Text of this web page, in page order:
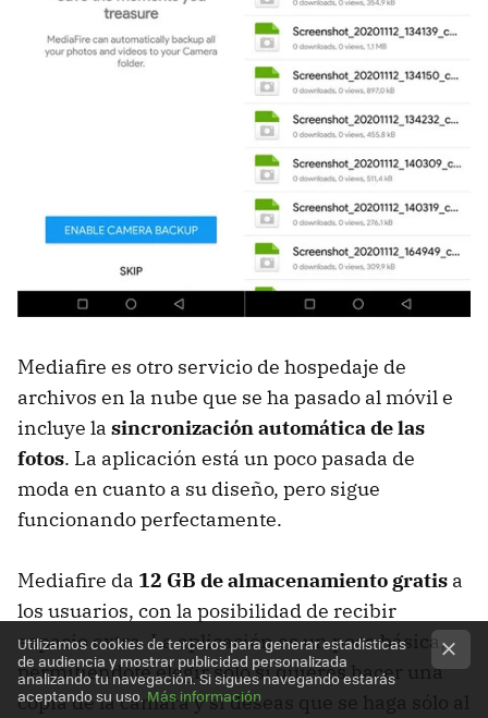
Mediafire es otro servicio de hospedaje de
archivos en la nube que se ha pasado al móvil e
incluye la sincronización automática de las
fotos. La aplicación está un poco pasada de
moda en cuanto a su diseño, pero sigue
funcionando perfectamente.
Mediafire da 12 GB de almacenamiento gratis a
los usuarios, con la posibilidad de recibir
espacio extra. La aplicación es un poco básica,
permitiéndote elegir sólo si quieres hacer una
copia de la cámara y si deseas que se haga sólo al
Utilizamos cookies de terceros para generar estadísticas
de audiencia y mostrar publicidad personalizada
analizando tu navegación. Si sigues navegando estarás
aceptando su uso.Más información